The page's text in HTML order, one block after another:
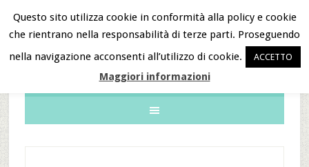
B&B Notizie
Questo sito utilizza cookie in conformità alla policy e cookie
che rientrano nella responsabilità di terze parti. Proseguendo
nella navigazione acconsenti all’utilizzo di cookie.
ACCETTO
Maggiori informazioni